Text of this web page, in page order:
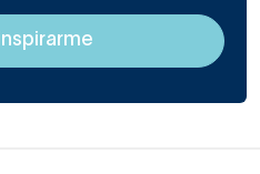
de
modernos
la iluminación de baños